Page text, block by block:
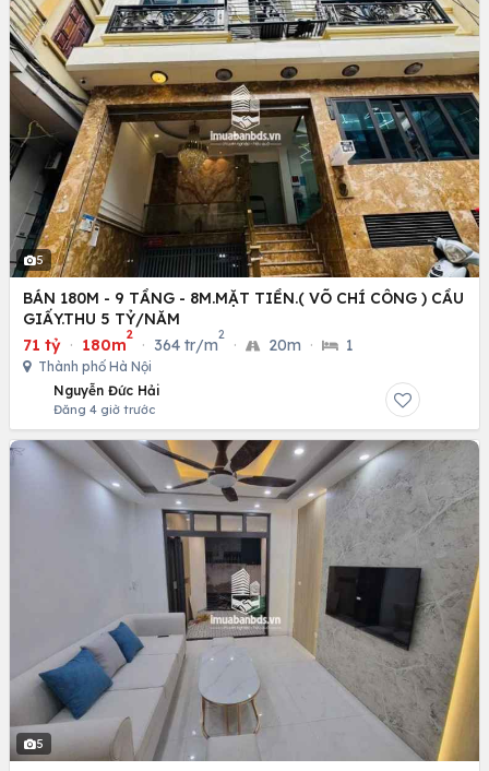
5
BÁN 180M - 9 TẦNG - 8M.MẶT TIỀN.( VÕ CHÍ CÔNG ) CẦU
GIẤY.THU 5 TỶ/NĂM
71 tỷ · 180m
2
· 364 tr/m
2
· 20m · 1
Thành phố Hà Nội
Nguyễn Đức Hải
Đăng 4 giờ trước
5